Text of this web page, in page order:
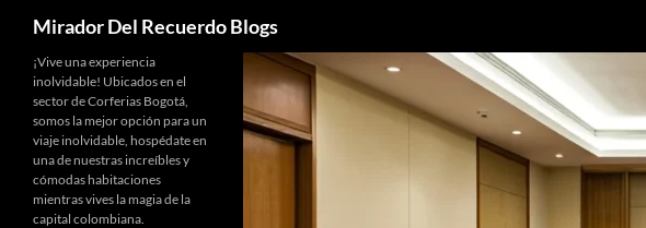
Saltar
contenido
Mirador Del Recuerdo Blogs
¡Vive una experiencia
inolvidable! Ubicados en el
sector de Corferias Bogotá,
somos la mejor opción para un
viaje inolvidable, hospédate en
una de nuestras increíbles y
cómodas habitaciones
mientras vives la magia de la
capital colombiana.